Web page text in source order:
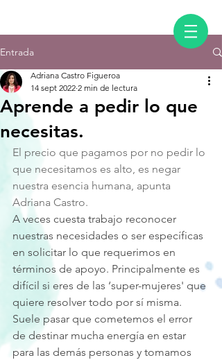
Entrada
Aprende a pedir lo que
necesitas.
Adriana Castro Figueroa
14 sept 2022 2 min de lectura
El precio que pagamos por no pedir lo
que necesitamos es alto, es negar
nuestra esencia humana, apunta
Adriana Castro.
A veces cuesta trabajo reconocer
nuestras necesidades o ser específicas
en solicitar lo que requerimos en
términos de apoyo. Principalmente es
difícil si eres de las ‘super-mujeres' que
quiere resolver todo por sí misma.
Suele pasar que cometemos el error
de destinar mucha energía en estar
para las demás personas y tomamos